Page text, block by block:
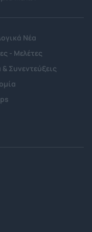
Νέα
- Μελέτες
Συνεντεύξεις